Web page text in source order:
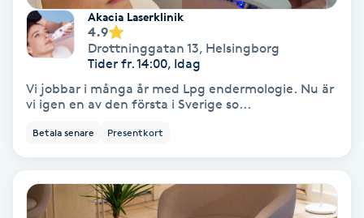
Eyeliner-tatuering
Fettreducering
Akacia Laserklinik
4.9
Drottninggatan 13, Helsingborg
Tider fr. 14:00, Idag
Vi jobbar i många år med Lpg endermologie. Nu är
vi igen en av den första i Sverige so...
Betala senare Presentkort